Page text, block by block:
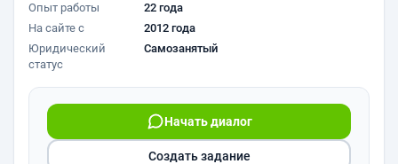
Опыт работы
22 года
На сайте с
2012 года
Юридический
статус
Самозанятый
Начать диалог
Создать задание